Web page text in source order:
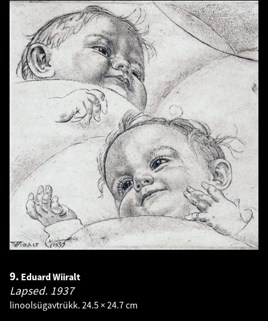
9. Eduard Wiiralt
Lapsed. 1937
linoolsügavtrükk. 24.5 × 24.7 cm